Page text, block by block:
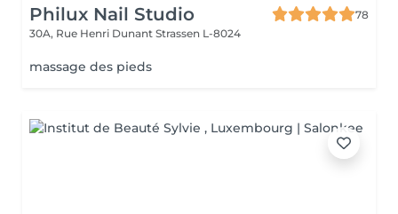
Philux Nail Studio
78
30A, Rue Henri Dunant Strassen L-8024
massage des pieds